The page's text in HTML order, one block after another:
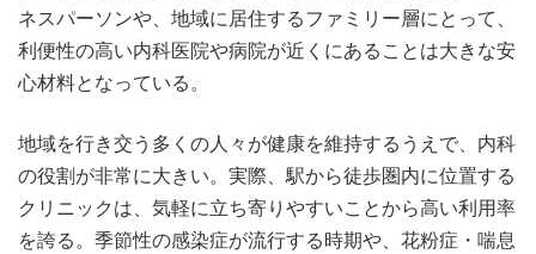
ネスパーソンや、地域に居住するファミリー層にとって、
利便性の高い内科医院や病院が近くにあることは大きな安
心材料となっている。
地域を行き交う多くの人々が健康を維持するうえで、内科
の役割が非常に大きい。実際、駅から徒歩圏内に位置する
クリニックは、気軽に立ち寄りやすいことから高い利用率
を誇る。季節性の感染症が流行する時期や、花粉症・喘息